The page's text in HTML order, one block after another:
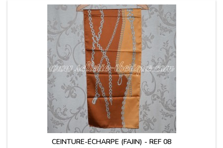
CEINTURE-ÉCHARPE (FAJIN) - REF 08